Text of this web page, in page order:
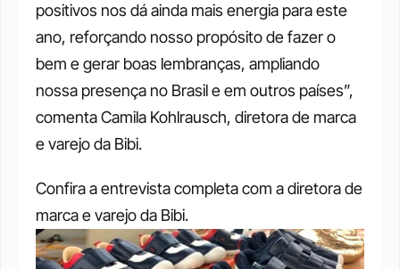
positivos nos dá ainda mais energia para este
ano, reforçando nosso propósito de fazer o
bem e gerar boas lembranças, ampliando
nossa presença no Brasil e em outros países”,
comenta Camila Kohlrausch, diretora de marca
e varejo da Bibi.
Confira a entrevista completa com a diretora de
marca e varejo da Bibi.